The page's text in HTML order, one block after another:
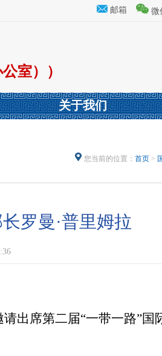
邮箱 微
室））
关于我们
您当前的位置： 首页 >
罗曼·普里姆拉
席第二届“一带一路”国